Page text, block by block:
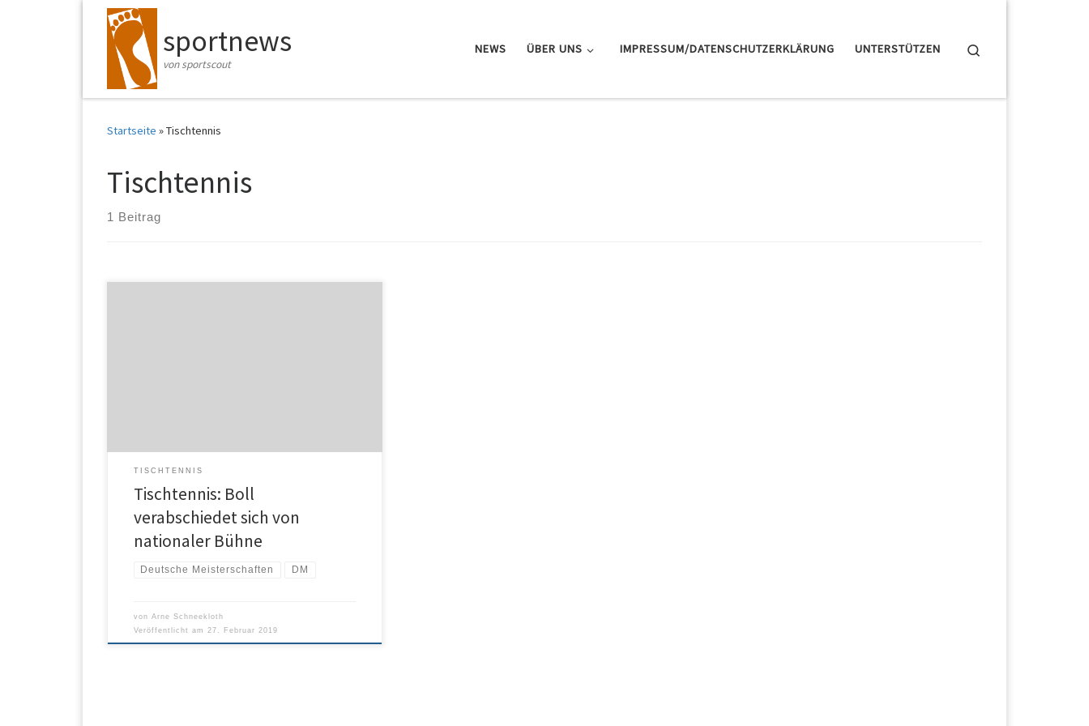
Zum Inhalt springen sportnews
von sportscout
NEWS ÜBER UNS IMPRESSUM/DATENSCHUTZERKLÄRUNG UNTERSTÜTZEN
Startseite »Tischtennis
Tischtennis
1 Beitrag
TISCHTENNIS
Tischtennis: Boll
verabschiedet sich von
nationaler Bühne
Deutsche Meisterschaften DM
von Arne Schneekloth
Veröffentlicht am 27. Februar 2019